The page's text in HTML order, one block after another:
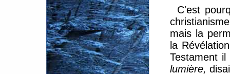
C'est
mais la
la
Testament
lumière,